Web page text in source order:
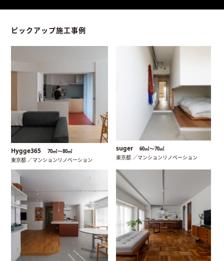
ピックアップ施工事例
Hygge365 70㎡〜80㎡
東京都 ／マンションリノベーション
suger 60㎡〜70㎡
東京都 ／マンションリノベーション